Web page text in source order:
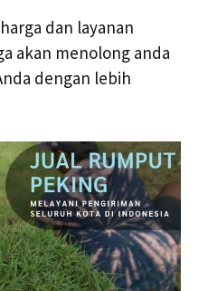
dan layanan
akan menolong anda
dengan lebih